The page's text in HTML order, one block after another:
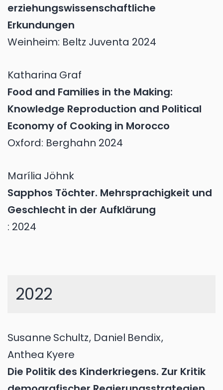
erziehungswissenschaftliche
Erkundungen
Weinheim: Beltz Juventa 2024
Katharina Graf
Food and Families in the Making:
Knowledge Reproduction and Political
Economy of Cooking in Morocco
Oxford: Berghahn 2024
Marília Jöhnk
Sapphos Töchter. Mehrsprachigkeit und
Geschlecht in der Aufklärung
: 2024
2022
Susanne Schultz, Daniel Bendix,
Anthea Kyere
Die Politik des Kinderkriegens. Zur Kritik